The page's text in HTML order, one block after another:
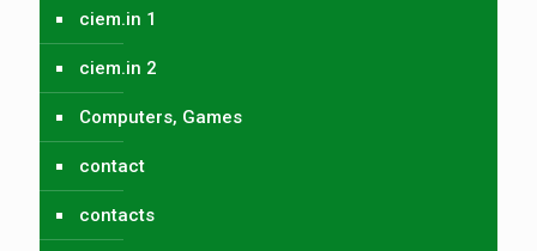
ciem.in 1
ciem.in 2
Computers, Games
contact
contacts